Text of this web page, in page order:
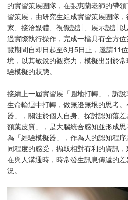
的實習策展團隊，在張惠蘭老師的帶
習策展，由研究生組成實習策展團隊
家、接洽媒體、視覺設計、展示設計
過實際執行操作，完成一檔具有全方
覽期間自即日起至6月5日止，邀請11
境，以其敏銳的觀察力，模擬出別於
驗模擬的狀態。
接續上一屆實習展「圓地打轉」，訴說
生命輪迴中打轉，做無邊無垠的思考
器」，關注於個人自身、探討認知落
額葉皮質」，是大腦統合感知並形成
為「經驗模擬器」，作為人的認知程
同程度的感受，擷取相對有利的資訊
在與人溝通時，時常發生訊息傳遞的
況。